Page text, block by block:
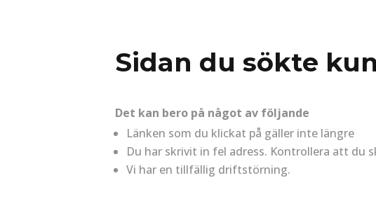
Sidan du sökte
Det kan bero på något av följande
Länken som du klickat på gäller inte längre
Du har skrivit in fel adress. Kontrollera att du
Vi har en tillfällig driftstörning.